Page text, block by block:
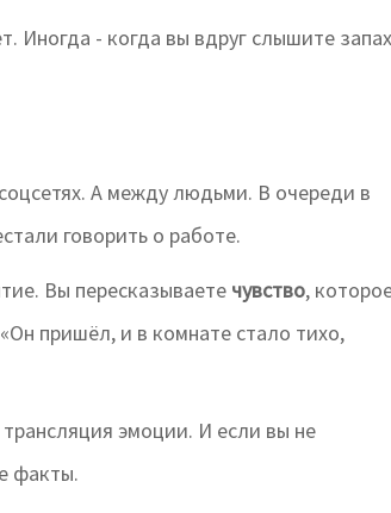
Иногда - когда вы вдруг слышите запах
А между людьми. В очереди в
говорить о работе.
Вы пересказываете чувство,
пришёл, и в комнате стало тихо,
эмоции. И если вы не
факты.